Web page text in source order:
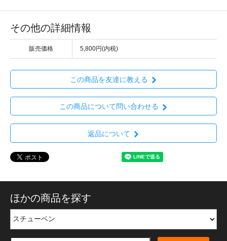
その他の詳細情報
販売価格 5,800円(内税)
この商品を友達に教える
この商品について問い合わせる
返品について
ほかの商品を探す